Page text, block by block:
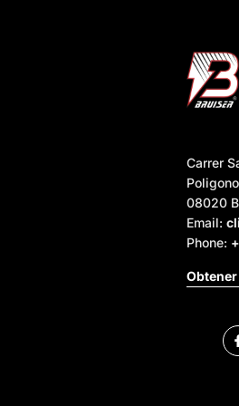
Carrer
08020
Email:
Phone: